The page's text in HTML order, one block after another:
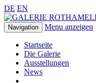
DE EN
Navigation Menu anzeigen
Startseite
Die Galerie
Ausstellungen
News